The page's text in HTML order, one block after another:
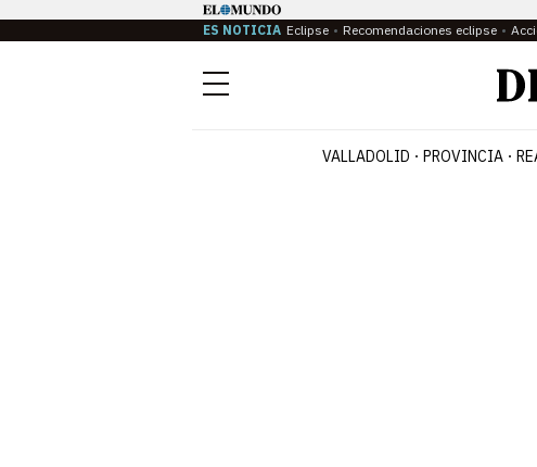
ES NOTICIA Eclipse Recomendaciones eclipse
Menú
VALLADOLID PROVINCIA